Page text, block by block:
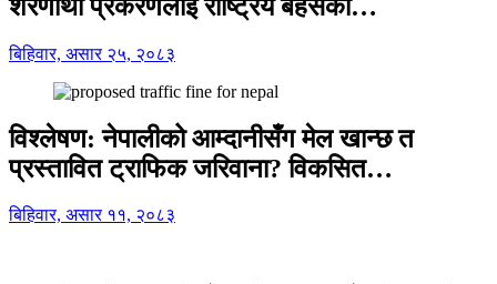
शरणार्थी प्रकरणलाई राष्ट्रिय बहसको…
बिहिवार, असार २५, २०८३
विश्लेषण: नेपालीको आम्दानीसँग मेल खान्छ त
प्रस्तावित ट्राफिक जरिवाना? विकसित…
बिहिवार, असार ११, २०८३